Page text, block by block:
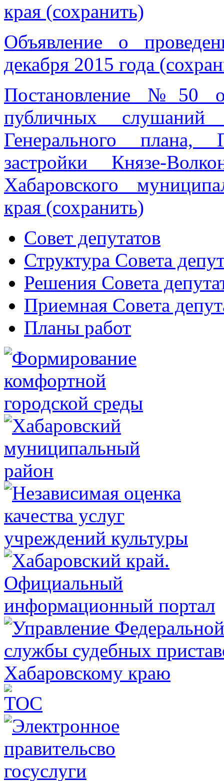
края (сохранить)
Объявление о
декабря 2015 года
Постановление №50
публичных слушаний
Генерального плана,
застройки Князе-
Хабаровского
края (сохранить)
Совет депутатов
Структура Совета
Решения Совета
Приемная Совета
Планы работ